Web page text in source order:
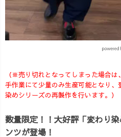
（※売り切れとなってしまった場合は
手作業にて少量のみ生産可能となり、
染めシリーズの再製作を行います。）
数量限定！！大好評「変わり
ンツが登場！